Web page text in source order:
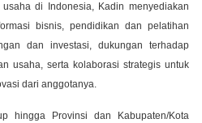
di Indonesia, Kadin menyediakan
bisnis, pendidikan dan pelatihan
dan investasi, dukungan terhadap
usaha, serta kolaborasi strategis untuk
dari anggotanya.
hingga Provinsi dan Kabupaten/Kota